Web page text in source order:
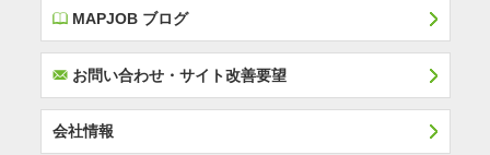
EMAPJOB ブログ
Fお問い合わせ・サイト改善要望
会社情報